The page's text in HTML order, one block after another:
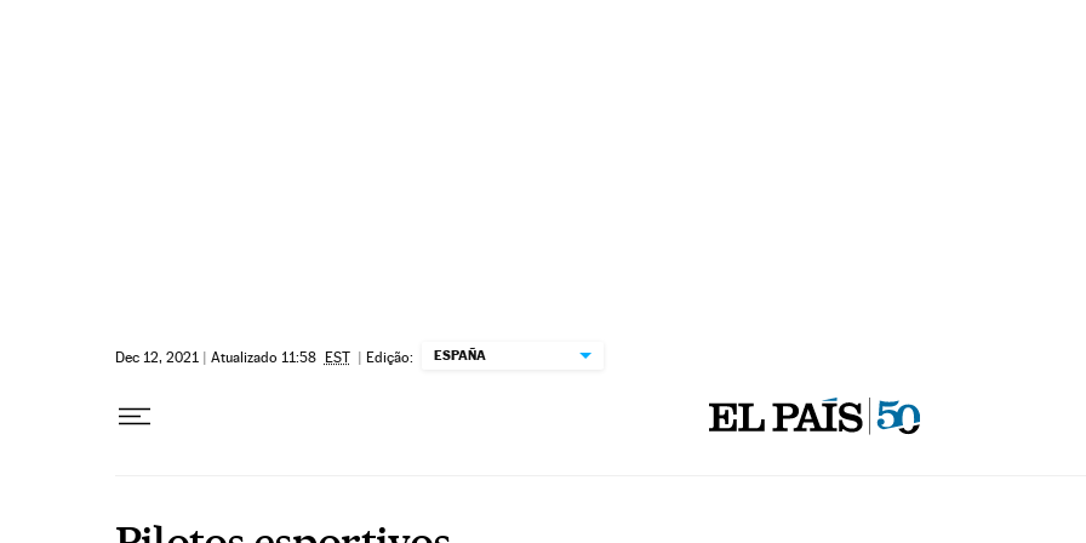
Dec 12, 2021 | Atualizado 11:58 EST | Edição: ESPAÑA